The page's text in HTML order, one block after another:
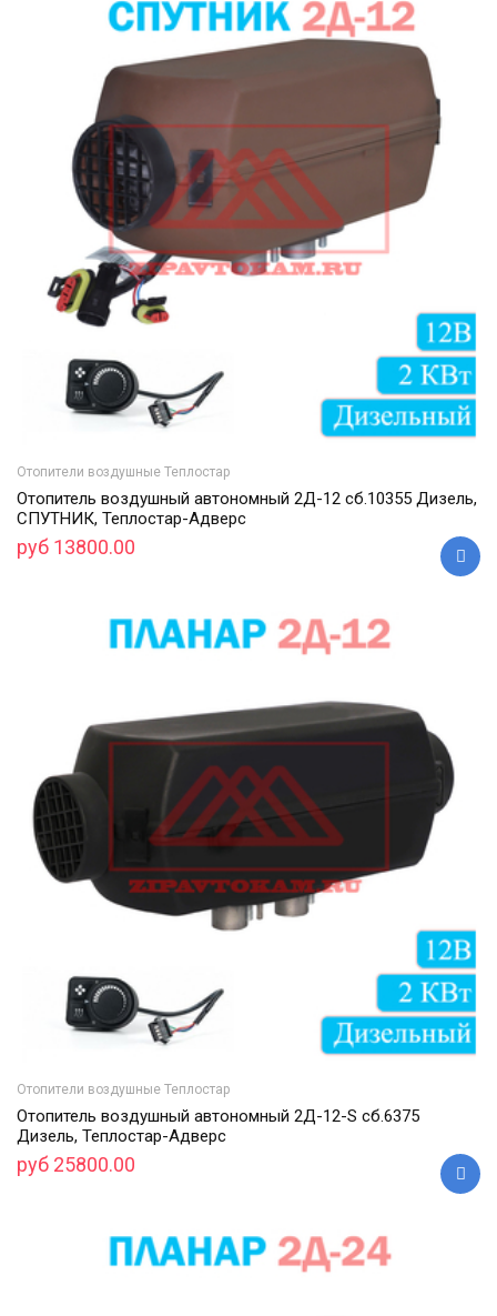
Отопители воздушные Теплостар
Отопитель воздушный автономный 2Д-12 сб.10355 Дизель,
СПУТНИК, Теплостар-Адверс
руб 13800.00
Отопители воздушные Теплостар
Отопитель воздушный автономный 2Д-12-S cб.6375
Дизель, Теплостар-Адверс
руб 25800.00